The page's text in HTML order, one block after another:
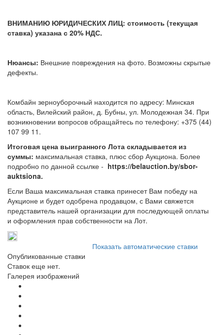
ВНИМАНИЮ ЮРИДИЧЕСКИХ ЛИЦ: стоимость (текущая
ставка) указана с 20% НДС.
Нюансы: Внешние повреждения на фото. Возможны скрытые
дефекты.
Комбайн зерноуборочный находится по адресу: Минская
область, Вилейский район, д. Бубны, ул. Молодежная 34. При
возникновении вопросов обращайтесь по телефону: +375 (44)
107 99 11.
Итоговая цена выигранного Лота складывается из
суммы: максимальная ставка, плюс сбор Аукциона. Более
подробно по данной ссылке - https://belauction.by/sbor-
auktsiona.
Если Ваша максимальная ставка принесет Вам победу на
Аукционе и будет одобрена продавцом, с Вами свяжется
представитель нашей организации для последующей оплаты
и оформления прав собственности на Лот.
Показать автоматические ставки
Опубликованные ставки
Ставок еще нет.
Галерея изображений